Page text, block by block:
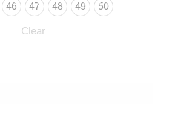
46 47 48 49 50
Clear